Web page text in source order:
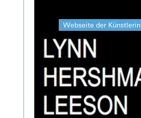
Webseite der Künstlerin